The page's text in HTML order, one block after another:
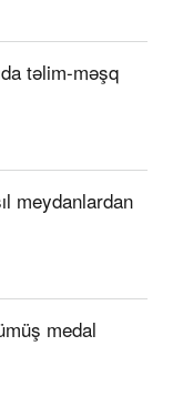
təlim-məşq
meydanlardan
medal